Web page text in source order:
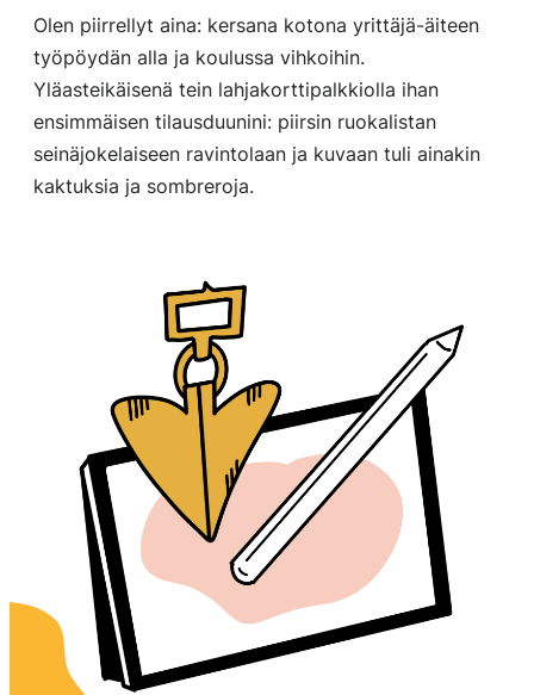
Olen piirrellyt aina: kersana kotona yrittäjä-äiteen
työpöydän alla ja koulussa vihkoihin.
Yläasteikäisenä tein lahjakorttipalkkiolla ihan
ensimmäisen tilausduunini: piirsin ruokalistan
seinäjokelaiseen ravintolaan ja kuvaan tuli ainakin
kaktuksia ja sombreroja.